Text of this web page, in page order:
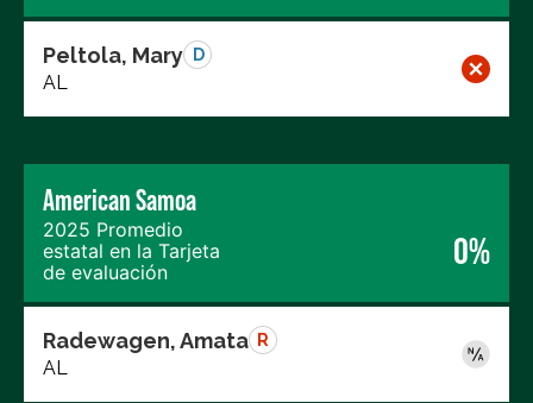
Peltola, Mary D
AL
American Samoa
2025 Promedio
estatal en la Tarjeta
de evaluación
0%
Radewagen, Amata R
AL